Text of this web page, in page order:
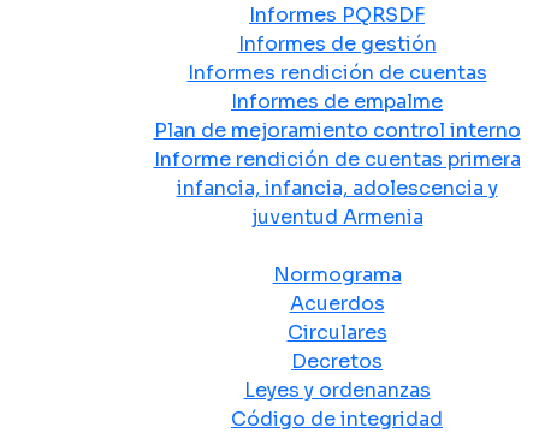
Informes PQRSDF
Informes de gestión
Informes rendición de cuentas
Informes de empalme
Plan de mejoramiento control interno
Informe rendición de cuentas primera
infancia, infancia, adolescencia y
juventud Armenia
Normograma
Acuerdos
Circulares
Decretos
Leyes y ordenanzas
Código de integridad